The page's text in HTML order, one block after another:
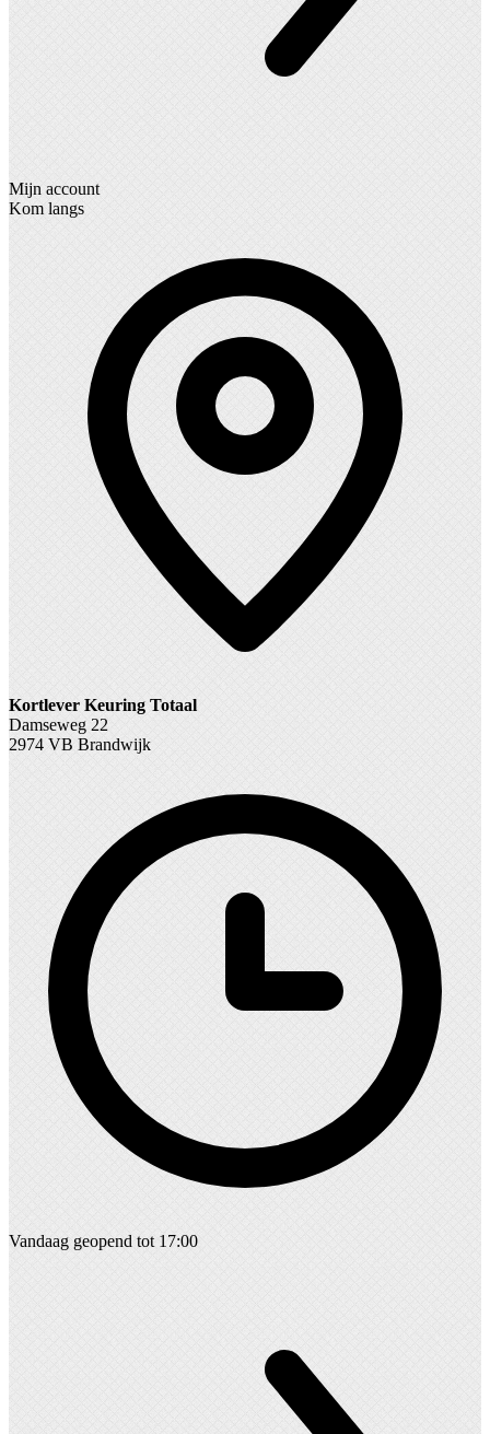
Mijn account
Kom langs
Kortlever Keuring Totaal
Damseweg 22
2974 VB Brandwijk
Vandaag geopend tot 17:00